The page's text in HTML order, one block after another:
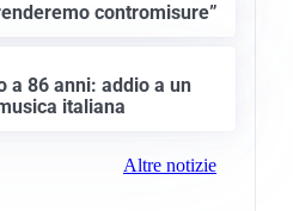
contromisure”
a 86 anni: addio a un
italiana
Altre notizie